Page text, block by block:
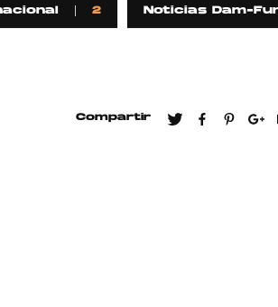
2 Noticias Dam-
Compartir